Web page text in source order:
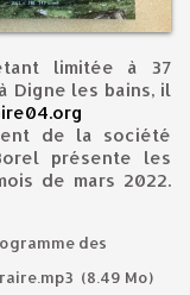
Digne les bains, il
de la société
présente les
de mars 2022.
des
(8.49 Mo)